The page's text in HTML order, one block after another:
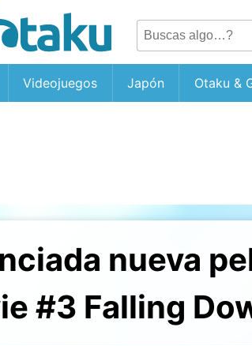
Videojuegos Japón Otaku &
nueva
#3 Falling